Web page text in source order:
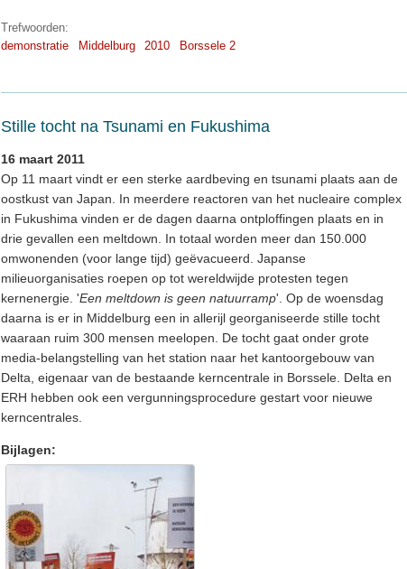
Trefwoorden:
demonstratie
Middelburg 2010 Borssele 2
Stille tocht na Tsunami en Fukushima
16 maart 2011
Op 11 maart vindt er een sterke aardbeving en tsunami plaats aan de
oostkust van Japan. In meerdere reactoren van het nucleaire complex
in Fukushima vinden er de dagen daarna ontploffingen plaats en in
drie gevallen een meltdown. In totaal worden meer dan 150.000
omwonenden (voor lange tijd) geëvacueerd. Japanse
milieuorganisaties roepen op tot wereldwijde protesten tegen
kernenergie. 'Een meltdown is geen natuurramp'. Op de woensdag
daarna is er in Middelburg een in allerijl georganiseerde stille tocht
waaraan ruim 300 mensen meelopen. De tocht gaat onder grote
media-belangstelling van het station naar het kantoorgebouw van
Delta, eigenaar van de bestaande kerncentrale in Borssele. Delta en
ERH hebben ook een vergunningsprocedure gestart voor nieuwe
kerncentrales.
Bijlagen: